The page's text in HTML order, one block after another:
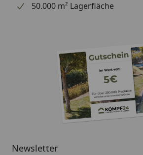
50.000 m² Lagerfläche
Newsletter